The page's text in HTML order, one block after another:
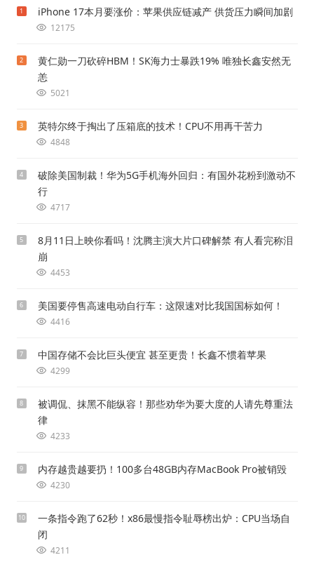
1 iPhone 17本月要涨价：苹果供应链减产 供货压力瞬间加剧
12175
2
黄仁勋一刀砍碎HBM！SK海力士暴跌19% 唯独长鑫安然无
恙
5021
3 英特尔终于掏出了压箱底的技术！CPU不用再干苦力
4848
4
破除美国制裁！华为5G手机海外回归：有国外花粉到激动不
行
4717
5
8月11日上映你看吗！沈腾主演大片口碑解禁 有人看完称泪
崩
4453
6 美国要停售高速电动自行车：这限速对比我国国标如何！
4416
7 中国存储不会比巨头便宜 甚至更贵！长鑫不惯着苹果
4299
8
被调侃、抹黑不能纵容！那些劝华为要大度的人请先尊重法
律
4233
9 内存越贵越要扔！100多台48GB内存MacBook Pro被销毁
4230
10
一条指令跑了62秒！x86最慢指令耻辱榜出炉：CPU当场自
闭
4211